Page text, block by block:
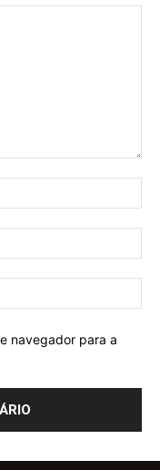
navegador para a